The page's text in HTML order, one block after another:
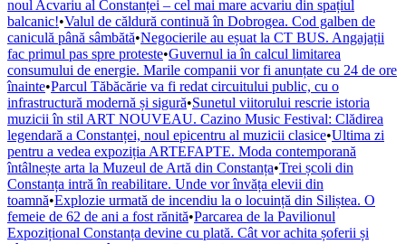
noul Acvariu al Constanței – cel mai mare acvariu din spațiul
balcanic!•Valul de căldură continuă în Dobrogea. Cod galben de
caniculă până sâmbătă•Negocierile au eșuat la CT BUS. Angajații
fac primul pas spre proteste•Guvernul ia în calcul limitarea
consumului de energie. Marile companii vor fi anunțate cu 24 de ore
înainte•Parcul Tăbăcărie va fi redat circuitului public, cu o
infrastructură modernă și sigură•Sunetul viitorului rescrie istoria
muzicii în stil ART NOUVEAU. Cazino Music Festival: Clădirea
legendară a Constanței, noul epicentru al muzicii clasice•Ultima zi
pentru a vedea expoziția ARTEFAPTE. Moda contemporană
întâlnește arta la Muzeul de Artă din Constanța•Trei școli din
Constanța intră în reabilitare. Unde vor învăța elevii din
toamnă•Explozie urmată de incendiu la o locuință din Siliștea. O
femeie de 62 de ani a fost rănită•Parcarea de la Pavilionul
Expozițional Constanța devine cu plată. Cât vor achita șoferii și